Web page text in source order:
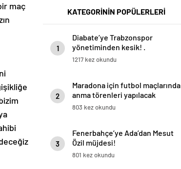
maç
KATEGORİNİN POPÜLERLERİ
1
Diabate’ye Trabzonspor
yönetiminden kesik! .
1217 kez okundu
2
Maradona için futbol maçlarında
anma törenleri yapılacak
803 kez okundu
3
Fenerbahçe’ye Ada’dan Mesut
Özil müjdesi!
801 kez okundu